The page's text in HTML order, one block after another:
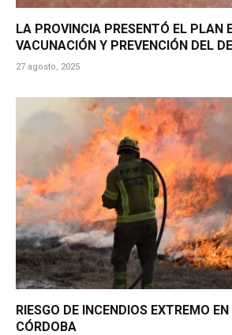
LA PROVINCIA PRESENTÓ EL PLAN
VACUNACIÓN Y PREVENCIÓN DEL
27 agosto, 2025
RIESGO DE INCENDIOS EXTREMO
CÓRDOBA